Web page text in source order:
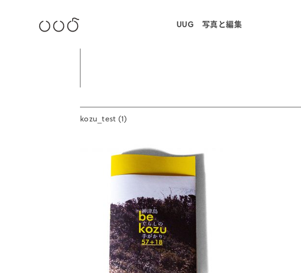
UUG 写真と編集
kozu_test (1)